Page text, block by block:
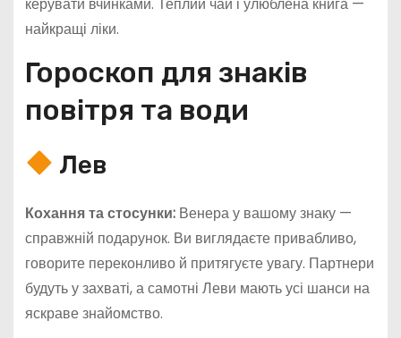
найкращі ліки.
Гороскоп для знаків
повітря та води
Лев
Кохання та стосунки:Венера у вашому знаку —
справжній подарунок. Ви виглядаєте привабливо,
говорите переконливо й притягуєте увагу. Партнери
будуть у захваті, а самотні Леви мають усі шанси на
яскраве знайомство.